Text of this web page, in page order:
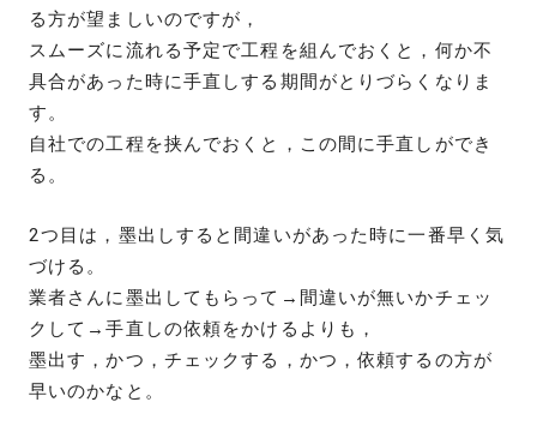
る方が望ましいのですが，
スムーズに流れる予定で工程を組んでおくと，何か不
具合があった時に手直しする期間がとりづらくなりま
す。
自社での工程を挟んでおくと，この間に手直しができ
る。
2つ目は，墨出しすると間違いがあった時に一番早く気
づける。
業者さんに墨出してもらって→間違いが無いかチェッ
クして→手直しの依頼をかけるよりも，
墨出す，かつ，チェックする，かつ，依頼するの方が
早いのかなと。